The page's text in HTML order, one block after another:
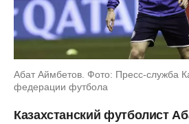
Абат Аймбетов. Фото: Пресс-служба
федерации футбола
Казахстанский футболист